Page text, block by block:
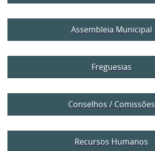
Assembleia Municipal
Freguesias
Conselhos / Comissões
Recursos Humanos